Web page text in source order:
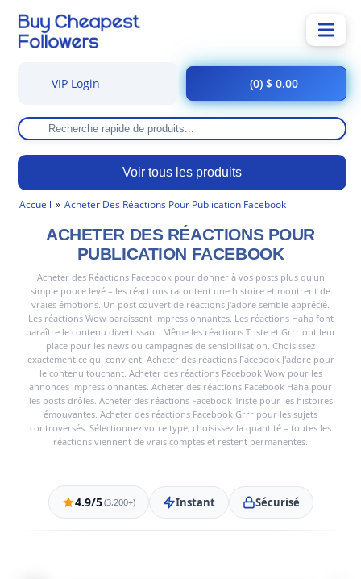
Voir tous les produits
VIP Login (0) $ 0.00
Accueil Acheter Des Réactions Pour Publication Facebook
ACHETER DES RÉACTIONS POUR
PUBLICATION FACEBOOK
Acheter des Réactions Facebook pour donner à vos posts plus qu'un
simple pouce levé – les réactions racontent une histoire et montrent de
vraies émotions. Un post couvert de réactions J'adore semble apprécié.
Les réactions Wow paraissent impressionnantes. Les réactions Haha font
paraître le contenu divertissant. Même les réactions Triste et Grrr ont leur
place pour les news ou campagnes de sensibilisation. Choisissez
exactement ce qui convient: Acheter des réactions Facebook J'adore pour
le contenu touchant. Acheter des réactions Facebook Wow pour les
annonces impressionnantes. Acheter des réactions Facebook Haha pour
les posts drôles. Acheter des réactions Facebook Triste pour les histoires
émouvantes. Acheter des réactions Facebook Grrr pour les sujets
controversés. Sélectionnez votre type, choisissez la quantité – toutes les
réactions viennent de vrais comptes et restent permanentes.
4.9/5(3,200+) Instant Sécurisé